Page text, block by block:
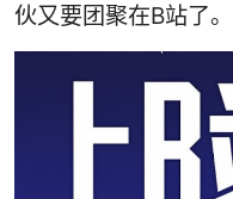
伙又要团聚在B站了。